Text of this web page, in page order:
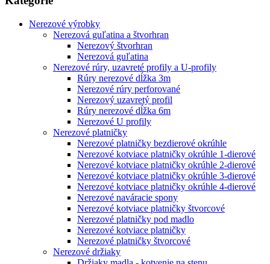
Nerezové výrobky
Nerezová guľatina a štvorhran
Nerezový štvorhran
Nerezová guľatina
Nerezové rúry, uzavreté profily a U-profily
Rúry nerezové dĺžka 3m
Nerezové rúry perforované
Nerezový uzavretý profil
Rúry nerezové dĺžka 6m
Nerezové U profily
Nerezové platničky
Nerezové platničky bezdierové okrúhle
Nerezové kotviace platničky okrúhle 1-dierové
Nerezové kotviace platničky okrúhle 2-dierové
Nerezové kotviace platničky okrúhle 3-dierové
Nerezové kotviace platničky okrúhle 4-dierové
Nerezové naváracie spony
Nerezové kotviace platničky štvorcové
Nerezové platničky pod madlo
Nerezové kotviace platničky
Nerezové platničky štvorcové
Nerezové držiaky